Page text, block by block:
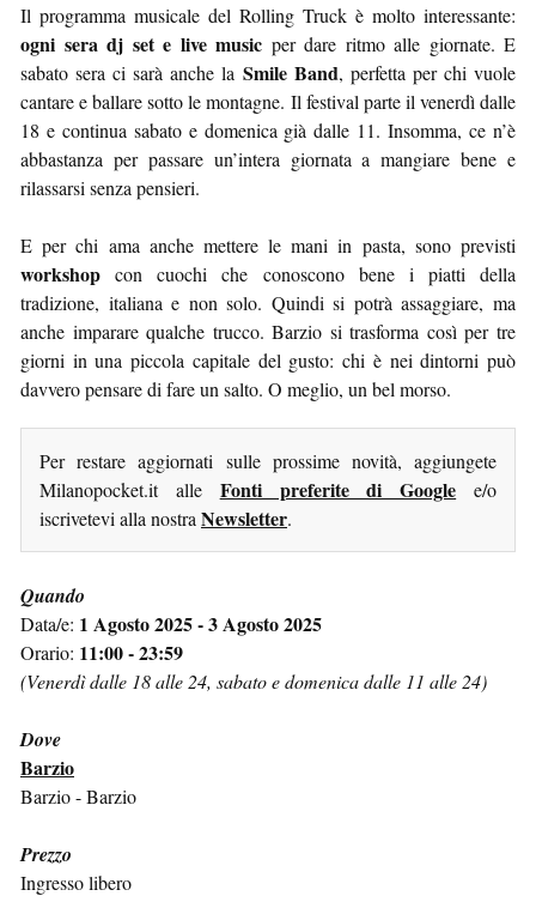
Il programma musicale del Rolling Truck è molto interessante:
ogni sera dj set e live music per dare ritmo alle giornate. E
sabato sera ci sarà anche la Smile Band, perfetta per chi vuole
cantare e ballare sotto le montagne. Il festival parte il venerdì dalle
18 e continua sabato e domenica già dalle 11. Insomma, ce n’è
abbastanza per passare un’intera giornata a mangiare bene e
rilassarsi senza pensieri.
E per chi ama anche mettere le mani in pasta, sono previsti
workshop con cuochi che conoscono bene i piatti della
tradizione, italiana e non solo. Quindi si potrà assaggiare, ma
anche imparare qualche trucco. Barzio si trasforma così per tre
giorni in una piccola capitale del gusto: chi è nei dintorni può
davvero pensare di fare un salto. O meglio, un bel morso.
Per restare aggiornati sulle prossime novità, aggiungete
Milanopocket.it alle Fonti preferite di Google e/o
iscrivetevi alla nostra Newsletter.
Quando
Data/e: 1 Agosto 2025 - 3 Agosto 2025
Orario: 11:00 - 23:59
(Venerdì dalle 18 alle 24, sabato e domenica dalle 11 alle 24)
Dove
Barzio
Barzio - Barzio
Prezzo
Ingresso libero